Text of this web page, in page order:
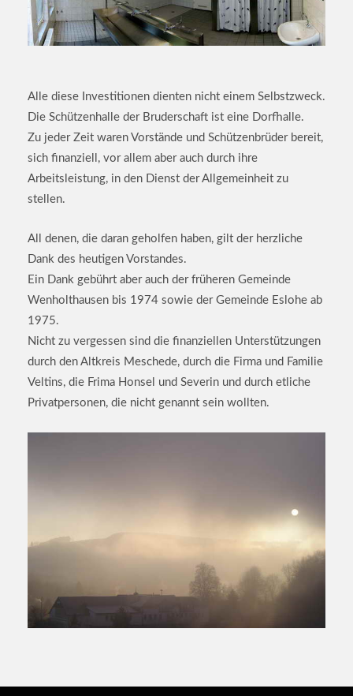
Alle diese Investitionen dienten nicht einem Selbstzweck.
Die Schützenhalle der Bruderschaft ist eine Dorfhalle.
Zu jeder Zeit waren Vorstände und Schützenbrüder bereit,
sich finanziell, vor allem aber auch durch ihre
Arbeitsleistung, in den Dienst der Allgemeinheit zu
stellen.
All denen, die daran geholfen haben, gilt der herzliche
Dank des heutigen Vorstandes.
Ein Dank gebührt aber auch der früheren Gemeinde
Wenholthausen bis 1974 sowie der Gemeinde Eslohe ab
1975.
Nicht zu vergessen sind die finanziellen Unterstützungen
durch den Altkreis Meschede, durch die Firma und Familie
Veltins, die Frima Honsel und Severin und durch etliche
Privatpersonen, die nicht genannt sein wollten.